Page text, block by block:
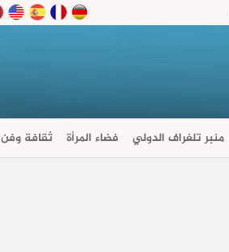
منبر تلغراف الدولي فضاء المرأة ثقافة وفن